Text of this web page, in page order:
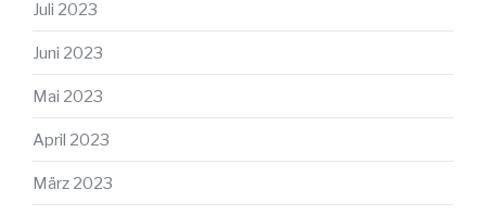
Juli 2023
Juni 2023
Mai 2023
April 2023
März 2023